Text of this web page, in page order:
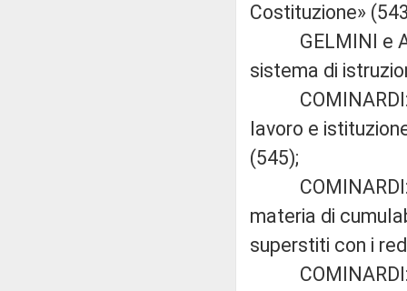
Costituzione»
GELMINI e
sistema di
COMINARDI:
lavoro e
(545);
COMINARDI:
materia di
superstiti con i
COMINARDI: